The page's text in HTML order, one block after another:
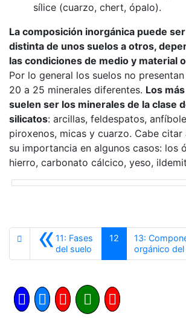
sílice (cuarzo, chert, ópalo).
La composición inorgánica puede
distinta de unos suelos a otros,
las condiciones de medio y material
Por lo general los suelos no
20 a 25 minerales diferentes. Los
suelen ser los minerales de la clase
silicatos: arcillas, feldespatos,
piroxenos, micas y cuarzo. Cabe citar
su importancia en algunos casos: los
hierro, carbonato cálcico, yeso,
«11: Fases
del suelo
12
13:
orgánico del